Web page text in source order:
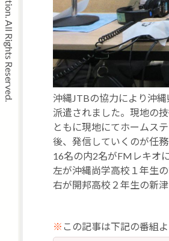
沖縄JTBの協力により沖
派遣されました。現地の
ともに現地にてホームス
後、発信していくのが任務
16名の内2名がFMレキオ
左が沖縄尚学高校１年生の
右が開邦高校２年生の新津
※ この記事は下記の番組